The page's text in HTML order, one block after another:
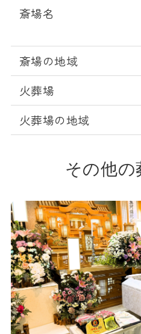
斎場名
斎場の地域
火葬場
火葬場の地域
その他の